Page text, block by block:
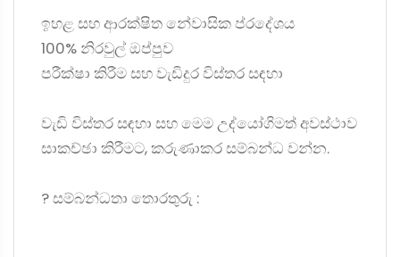
ඉහළ සහ ආරක්ෂිත නේවාසික ප්රදේශය
100% නිරවුල් ඔප්පුව
පරීක්ෂා කිරීම සහ වැඩිදුර විස්තර සඳහා
වැඩි විස්තර සඳහා සහ මෙම උද්යෝගිමත් අවස්ථාව
සාකච්ඡා කිරීමට, කරුණාකර සම්බන්ධ වන්න.
? සම්බන්ධතා තොරතුරු :